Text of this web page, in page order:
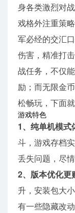
身各类激烈对
戏格外注重策
军必经的交汇
伤害，精准打
战任务，不仅
励；而无限金
松畅玩，下面
游戏特色
1、纯单机模式
斗，游戏存档
丢失问题，尽
2、版本优化更
升，安装包大
有一些隐藏改